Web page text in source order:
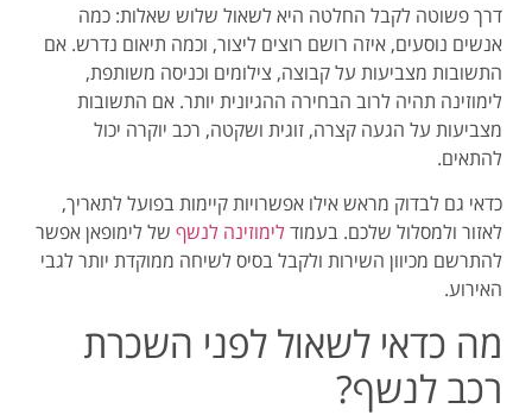
דרך פשוטה לקבל החלטה היא לשאול שלוש שאלות: כמה
אנשים נוסעים, איזה רושם רוצים ליצור, וכמה תיאום נדרש. אם
התשובות מצביעות על קבוצה, צילומים וכניסה משותפת,
לימוזינה תהיה לרוב הבחירה ההגיונית יותר. אם התשובות
מצביעות על הגעה קצרה, זוגית ושקטה, רכב יוקרה יכול
להתאים.
כדאי גם לבדוק מראש אילו אפשרויות קיימות בפועל לתאריך,
לאזור ולמסלול שלכם. בעמודלימוזינה לנשף של לימופאן אפשר
להתרשם מכיוון השירות ולקבל בסיס לשיחה ממוקדת יותר לגבי
האירוע.
מה כדאי לשאול לפני השכרת
רכב לנשף?